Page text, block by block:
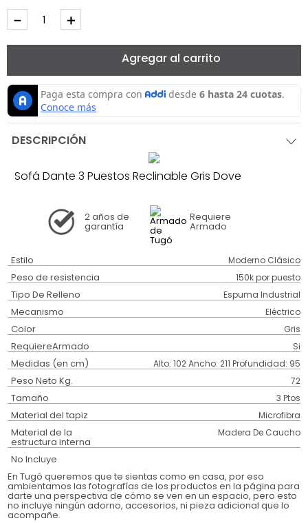
＋
－
Agregar al carrito
DESCRIPCIÓN
Sofá Dante 3 Puestos Reclinable Gris Dove
2 años de
garantía
Requiere
Armado
Estilo Moderno Clásico
Peso de resistencia 150k por puesto
Tipo De Relleno Espuma Industrial
Mecanismo Eléctrico
Color Gris
RequiereArmado Si
Medidas (en cm) Alto: 102 Ancho: 211 Profundidad: 95
Peso Neto Kg. 72
Tamaño 3 Ptos
Material del tapiz Microfibra
Material de la
estructura interna
Madera De Caucho
No Incluye
En Tugó queremos que te sientas como en casa, por eso
ambientamos las fotografías de los productos en la página para
darte una perspectiva de cómo se ven en un espacio, pero esto
no incluye ningún adorno, accesorios, ni pieza adicional que lo
acompañe.